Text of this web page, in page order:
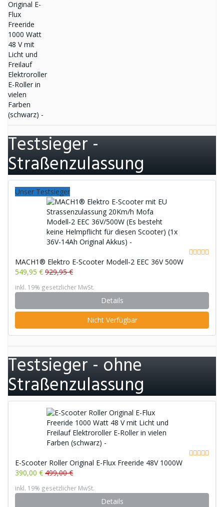
Testsieger -
Straßenzulassung
Unser Testsieger
MACH1® Elektro E-Scooter Modell-2 EEC 36V 500W
549,95 € 929,95 €
inkl. 19% gesetzlicher MwSt.
Details
Nicht Verfügbar
Testsieger - ohne
Straßenzulassung
E-Scooter Roller Original E-Flux Freeride 48V 1000W
390,00 € 499,00 €
inkl. 19% gesetzlicher MwSt.
Details